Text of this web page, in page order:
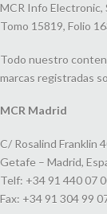
MCR Info Electronic,
Tomo 15819, Folio
Todo nuestro
marcas registradas
MCR Madrid
C/ Rosalind Franklin
Getafe – Madrid,
Telf: +34 91 440 07
Fax: +34 91 304 99